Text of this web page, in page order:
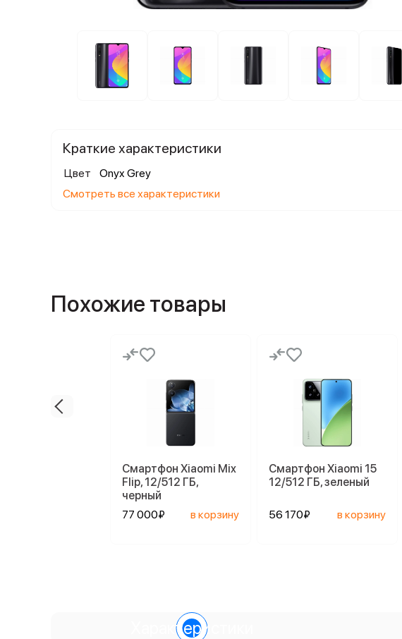
Краткие характеристики
Цвет
Onyx Grey
Смотреть все характеристики
Похожие товары
Смартфон Xiaomi Mix
Flip, 12/512 ГБ,
черный
77 000₽
в корзину
Смартфон Xiaomi 15
12/512 ГБ, зеленый
56 170₽ в корзину
Характеристики